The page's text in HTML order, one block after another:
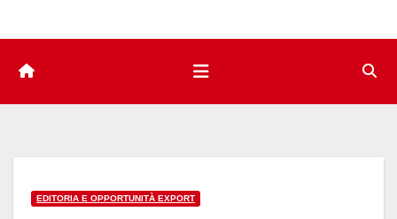
EDITORIA E OPPORTUNITÀ EXPORT